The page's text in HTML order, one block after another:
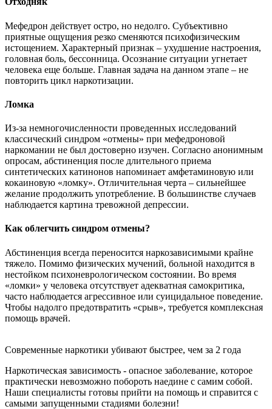
Мефедрон действует остро, но недолго. Субъективно
приятные ощущения резко сменяются психофизическим
истощением. Характерный признак – ухудшение настроения,
головная боль, бессонница. Осознание ситуации угнетает
человека еще больше. Главная задача на данном этапе – не
повторить цикл наркотизации.
Ломка
Из-за немногочисленности проведенных исследований
классический синдром «отмены» при мефедроновой
наркомании не был достоверно изучен. Согласно анонимным
опросам, абстиненция после длительного приема
синтетических катинонов напоминает амфетаминовую или
кокаиновую «ломку». Отличительная черта – сильнейшее
желание продолжить употребление. В большинстве случаев
наблюдается картина тревожной депрессии.
Как облегчить синдром отмены?
Абстиненция всегда переносится наркозависимыми крайне
тяжело. Помимо физических мучений, больной находится в
нестойком психоневрологическом состоянии. Во время
«ломки» у человека отсутствует адекватная самокритика,
часто наблюдается агрессивное или суицидальное поведение.
Чтобы надолго предотвратить «срыв», требуется комплексная
помощь врачей.
Современные наркотики убивают быстрее, чем за 2 года
Наркотическая зависимость - опасное заболевание, которое
практически невозможно побороть наедине с самим собой.
Наши специалисты готовы прийти на помощь и справится с
самыми запущенными стадиями болезни!